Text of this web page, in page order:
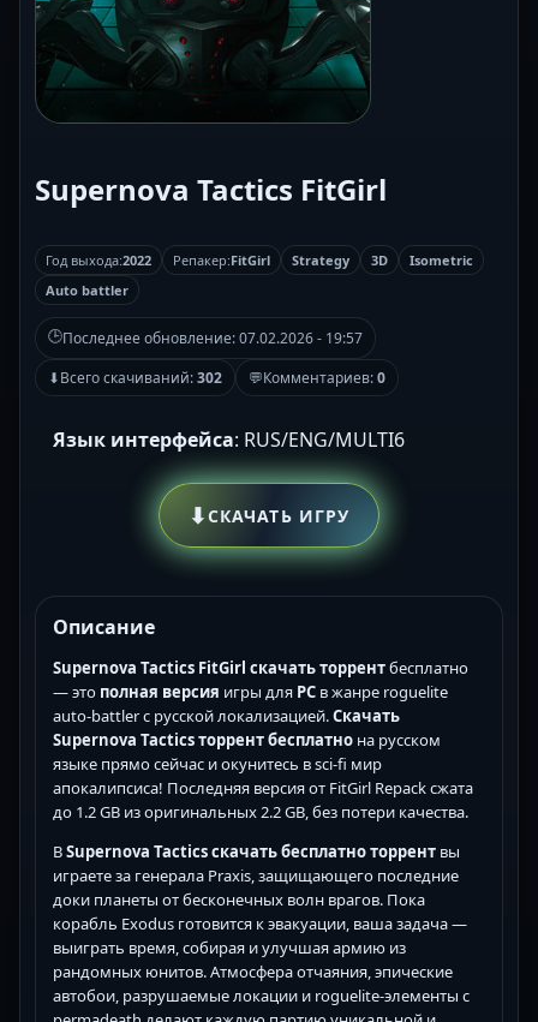
Supernova Tactics FitGirl
Год выхода:2022 Репакер:FitGirl Strategy 3D
Isometric
Auto battler
🕒Последнее обновление:07.02.2026 - 19:57
⬇Всего скачиваний:302 💬Комментариев:0
Язык интерфейса: RUS/ENG/MULTI6
⬇СКАЧАТЬ ИГРУ
Описание
Supernova Tactics FitGirl скачать торрентбесплатно
— это полная версия игры для PC в жанре roguelite
auto-battler с русской локализацией.Скачать
Supernova Tactics торрент бесплатно на русском
языке прямо сейчас и окунитесь в sci-fi мир
апокалипсиса! Последняя версия от FitGirl Repack сжата
до 1.2 GB из оригинальных 2.2 GB, без потери качества.
ВSupernova Tactics скачать бесплатно торрент вы
играете за генерала Praxis, защищающего последние
доки планеты от бесконечных волн врагов. Пока
корабль Exodus готовится к эвакуации, ваша задача —
выиграть время, собирая и улучшая армию из
рандомных юнитов. Атмосфера отчаяния, эпические
автобои, разрушаемые локации и roguelite-элементы с